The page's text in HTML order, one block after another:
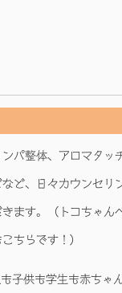
パ整体、アロマタッ
ど、日々カウンセリ
ます。（トコちゃん
ちらです！）
子供も学生も赤ちゃ